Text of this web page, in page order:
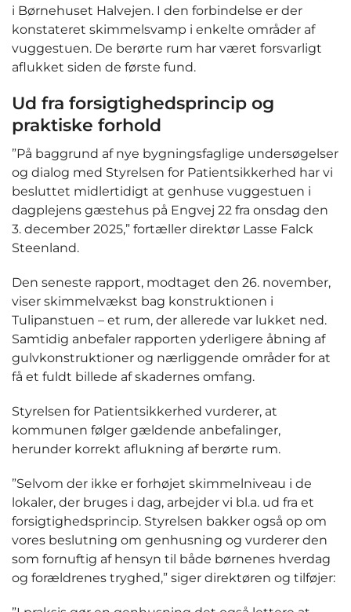
i Børnehuset Halvejen. I den forbindelse er der
konstateret skimmelsvamp i enkelte områder af
vuggestuen. De berørte rum har været forsvarligt
aflukket siden de første fund.
Ud fra forsigtighedsprincip og
praktiske forhold
”På baggrund af nye bygningsfaglige undersøgelser
og dialog med Styrelsen for Patientsikkerhed har vi
besluttet midlertidigt at genhuse vuggestuen i
dagplejens gæstehus på Engvej 22 fra onsdag den
3. december 2025,” fortæller direktør Lasse Falck
Steenland.
Den seneste rapport, modtaget den 26. november,
viser skimmelvækst bag konstruktionen i
Tulipanstuen – et rum, der allerede var lukket ned.
Samtidig anbefaler rapporten yderligere åbning af
gulvkonstruktioner og nærliggende områder for at
få et fuldt billede af skadernes omfang.
Styrelsen for Patientsikkerhed vurderer, at
kommunen følger gældende anbefalinger,
herunder korrekt aflukning af berørte rum.
”Selvom der ikke er forhøjet skimmelniveau i de
lokaler, der bruges i dag, arbejder vi bl.a. ud fra et
forsigtighedsprincip. Styrelsen bakker også op om
vores beslutning om genhusning og vurderer den
som fornuftig af hensyn til både børnenes hverdag
og forældrenes tryghed,” siger direktøren og tilføjer: